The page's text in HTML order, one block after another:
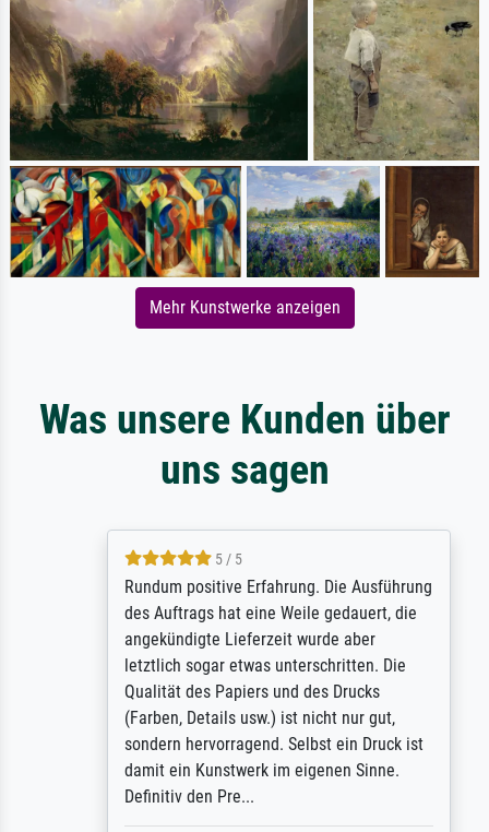
Mehr Kunstwerke anzeigen
Was unsere Kunden über
uns sagen
5 / 5
Rundum positive Erfahrung. Die Ausführung
des Auftrags hat eine Weile gedauert, die
angekündigte Lieferzeit wurde aber
letztlich sogar etwas unterschritten. Die
Qualität des Papiers und des Drucks
(Farben, Details usw.) ist nicht nur gut,
sondern hervorragend. Selbst ein Druck ist
damit ein Kunstwerk im eigenen Sinne.
Definitiv den Pre...